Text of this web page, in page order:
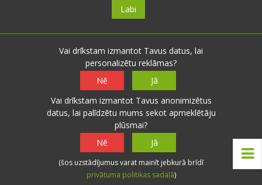
nosūti ziņu
Seko mums
© 2026 meteolapa.lv. v2
Raksti· Galerijas· Radars·
laika apstākļi· Sazināties· Privātuma politika
Lietošanas noteikumi· Par mums
Labi
Vai drīkstam izmantot Tavus datus, lai
personalizētu reklāmas?
Nē
Jā
Vai drīkstam izmantot Tavus anonimizētus
datus, lai palīdzētu mums sekot apmeklētāju
plūsmai?
Nē
Jā
(šos uzstādījumus varat mainīt jebkurā brīdī
privātuma politikas sadaļā)